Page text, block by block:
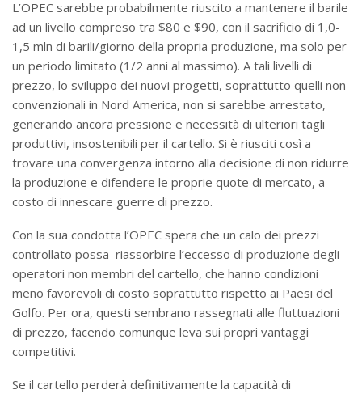
L’OPEC sarebbe probabilmente riuscito a mantenere il barile
ad un livello compreso tra $80 e $90, con il sacrificio di 1,0-
1,5 mln di barili/giorno della propria produzione, ma solo per
un periodo limitato (1/2 anni al massimo). A tali livelli di
prezzo, lo sviluppo dei nuovi progetti, soprattutto quelli non
convenzionali in Nord America, non si sarebbe arrestato,
generando ancora pressione e necessità di ulteriori tagli
produttivi, insostenibili per il cartello. Si è riusciti così a
trovare una convergenza intorno alla decisione di non ridurre
la produzione e difendere le proprie quote di mercato, a
costo di innescare guerre di prezzo.
Con la sua condotta l’OPEC spera che un calo dei prezzi
controllato possa riassorbire l’eccesso di produzione degli
operatori non membri del cartello, che hanno condizioni
meno favorevoli di costo soprattutto rispetto ai Paesi del
Golfo. Per ora, questi sembrano rassegnati alle fluttuazioni
di prezzo, facendo comunque leva sui propri vantaggi
competitivi.
Se il cartello perderà definitivamente la capacità di